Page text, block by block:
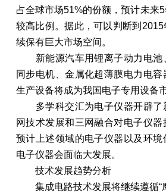
占全球市场51%的份额，预计未来
较高比例。据此，可以判断到
续保有巨大市场空间。
新能源汽车用锂离子动力电池
同步电机、金属化超薄膜电力电
生产设备将成为我国电子专用设备
多学科交汇为电子仪器开辟了
网技术发展和三网融合对电子仪器
预计上述领域的电子仪器以及环境
电子仪器会面临大发展。
技术发展趋势分析
集成电路技术发展将继续遵循“